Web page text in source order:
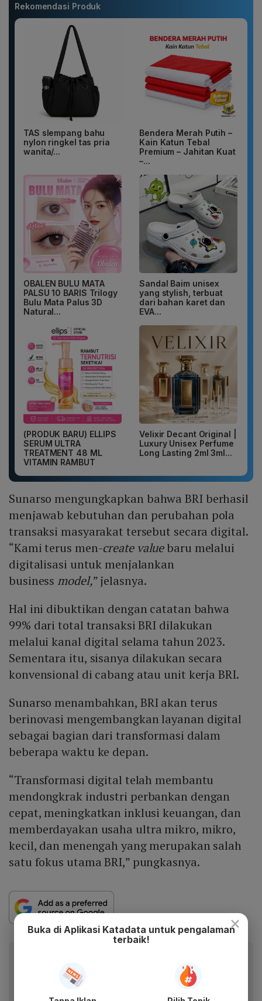
Rekomendasi Produk
TAS slempang bahu
nylon ringkel tas pria
wanita/...
Bendera Merah Putih –
Kain Katun Tebal
Premium – Jahitan Kuat
–...
OBALEN BULU MATA
PALSU 10 BARIS Trilogy
Bulu Mata Palus 3D
Natural...
Sandal Baim unisex
yang stylish, terbuat
dari bahan karet dan
EVA...
(PRODUK BARU) ELLIPS
SERUM ULTRA
TREATMENT 48 ML
VITAMIN RAMBUT
Velixir Decant Original |
Luxury Unisex Perfume
Long Lasting 2ml 3ml...
Sunarso mengungkapkan bahwa BRI berhasil
menjawab kebutuhan dan perubahan pola
transaksi masyarakat tersebut secara digital.
“Kami terus men-create valuebaru melalui
digitalisasi untuk menjalankan
business model,” jelasnya.
Hal ini dibuktikan dengan catatan bahwa
99% dari total transaksi BRI dilakukan
melalui kanal digital selama tahun 2023.
Sementara itu, sisanya dilakukan secara
konvensional di cabang atau unit kerja BRI.
Sunarso menambahkan, BRI akan terus
berinovasi mengembangkan layanan digital
sebagai bagian dari transformasi dalam
beberapa waktu ke depan.
“Transformasi digital telah membantu
mendongkrak industri perbankan dengan
cepat, meningkatkan inklusi keuangan, dan
memberdayakan usaha ultra mikro, mikro,
kecil, dan menengah yang merupakan salah
satu fokus utama BRI,” pungkasnya.
Dapatkan pengalaman membaca lebih nyaman dan nikmati
fitur menarik lainnya lewat aplikasi mobile Katadata.
×
Buka di Aplikasi Katadata untuk pengalaman
terbaik!